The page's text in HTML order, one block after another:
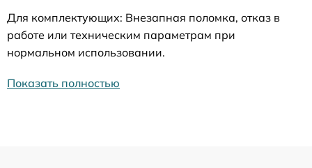
Для комплектующих: Внезапная поломка, отказ в
работе или техническим параметрам при
нормальном использовании.
Показать полностью